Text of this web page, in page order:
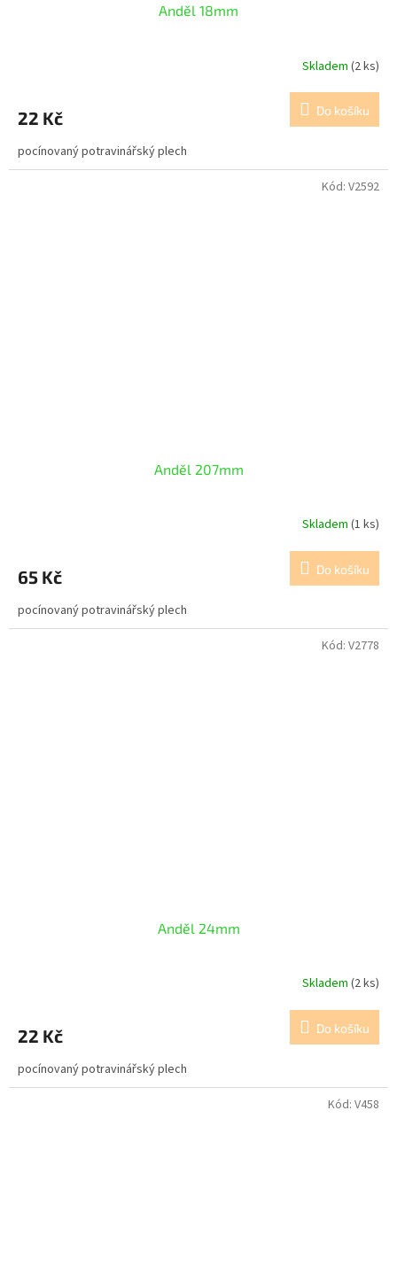
Anděl 18mm
Skladem (2 ks)
22 Kč Do košíku
pocínovaný potravinářský plech
Anděl 207mm
Skladem (1 ks)
65 Kč Do košíku
pocínovaný potravinářský plech
Kód: V2592
Anděl 24mm
Skladem (2 ks)
22 Kč Do košíku
pocínovaný potravinářský plech
Kód: V2778
Kód: V458